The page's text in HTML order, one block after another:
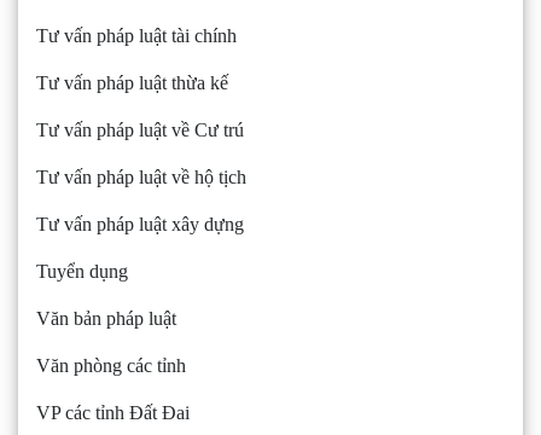
Tư vấn pháp luật tài chính
Tư vấn pháp luật thừa kế
Tư vấn pháp luật về Cư trú
Tư vấn pháp luật về hộ tịch
Tư vấn pháp luật xây dựng
Tuyển dụng
Văn bản pháp luật
Văn phòng các tỉnh
VP các tỉnh Đất Đai